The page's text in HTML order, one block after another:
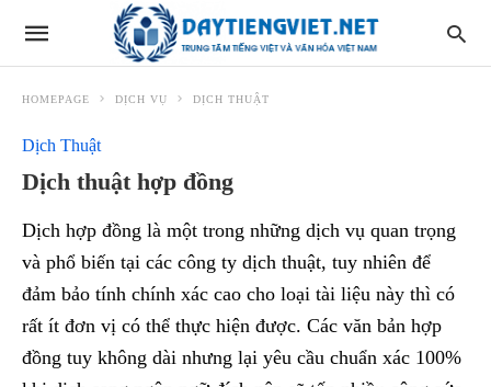
HOMEPAGE DỊCH VỤ DỊCH THUẬT
Dịch Thuật
Dịch thuật hợp đồng
Dịch hợp đồng là một trong những dịch vụ quan trọng
và phổ biến tại các công ty dịch thuật, tuy nhiên để
đảm bảo tính chính xác cao cho loại tài liệu này thì có
rất ít đơn vị có thể thực hiện được. Các văn bản hợp
đồng tuy không dài nhưng lại yêu cầu chuẩn xác 100%